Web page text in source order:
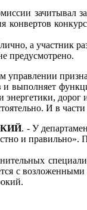
а участник
предусмотрено.
и выполняет
энергетики, дорог
И в
. - У
и
с